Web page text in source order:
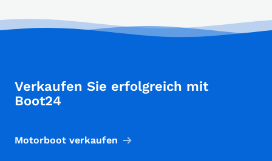
Verkaufen Sie erfolgreich mit
Boot24
Motorboot verkaufen